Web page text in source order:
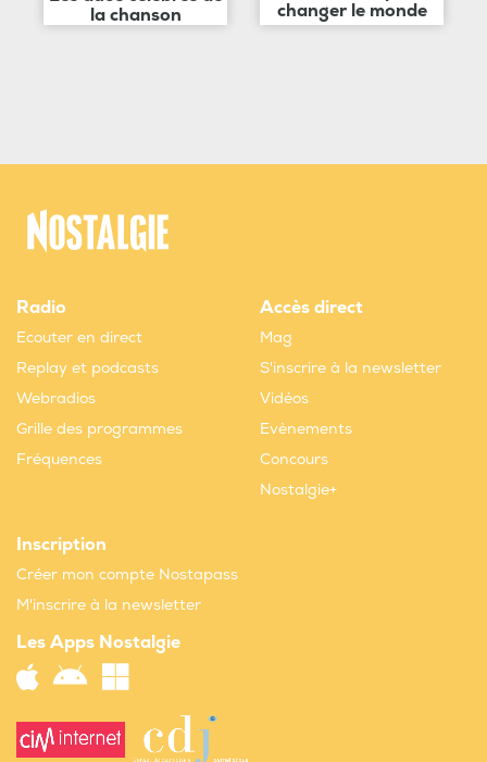
la chanson
changer le monde
Radio
Ecouter en direct
Replay et podcasts
Webradios
Grille des programmes
Fréquences
Accès direct
Mag
S'inscrire à la newsletter
Vidéos
Evènements
Concours
Nostalgie+
Inscription
Créer mon compte Nostapass
M'inscrire à la newsletter
Les Apps Nostalgie